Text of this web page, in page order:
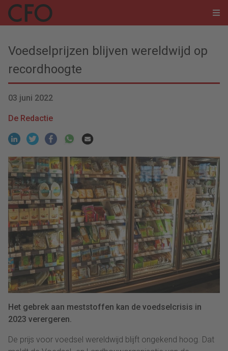
Voedselprijzen blijven wereldwijd op
recordhoogte
03 juni 2022
De Redactie
Het gebrek aan meststoffen kan de voedselcrisis in
2023 verergeren.
De prijs voor voedsel wereldwijd blijft ongekend hoog. Dat